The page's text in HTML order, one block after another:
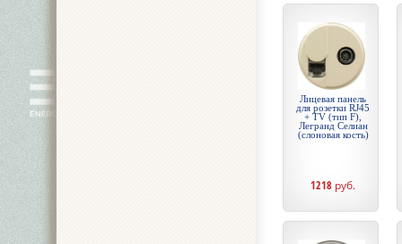
Лицевая панель
для розетки RJ45
+ TV (тип F),
Легранд Селиан
(слоновая кость)
1218 руб.